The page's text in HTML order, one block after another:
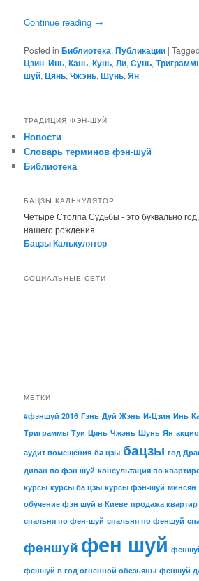
Continue reading →
Posted in Библиотека,Публикации |Tagged
Цзин,Инь,Кань,Кунь,Ли,Сунь,
шуй,Цянь,Чжэнь,Шунь,Ян
ТРАДИЦИЯ ФЭН-ШУЙ
Новости
Словарь терминов фэн-шуй
Библиотека
БАЦЗЫ КАЛЬКУЛЯТОР
Четыре Столпа Судьбы - это буквально
нашего рождения.
Бацзы Калькулятор
СОЦИАЛЬНЫЕ СЕТИ
МЕТКИ
#фэншуй 2016 Гэнь Дуй Жэнь И-Цзин Инь
Триграммы Туи Цянь Чжэнь Шунь Ян
аудит помещения ба цзы бацзы год
диван по фэн шуй консультация по
курсы курсы ба цзы курсы фэн-шуй минсян
обучение фэн шуй в Киеве продажа
спальня по фен-шуй спальня по феншуй
феншуй фен шуй
феншуй в год огненной обезьяны феншуй